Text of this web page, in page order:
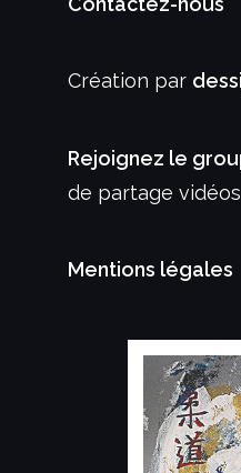
Création par
Rejoignez le
de partage vidéos
Mentions légales